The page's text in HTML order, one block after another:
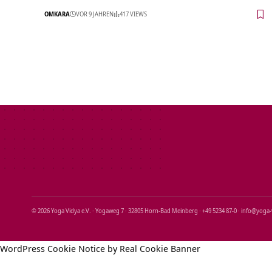
OMKARA VOR 9 JAHREN 417 VIEWS
© 2026 Yoga Vidya e.V. · Yogaweg 7 · 32805 Horn‑Bad Meinberg · +49 5234 87‑0 ·
WordPress Cookie Notice by Real Cookie Banner